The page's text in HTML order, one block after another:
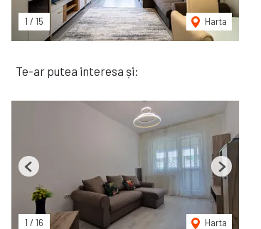
1 / 15 Harta
Te-ar putea interesa și:
1 / 16 Harta
Previous Next